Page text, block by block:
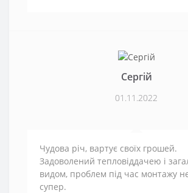
Сергій
01.11.2022
Чудова річ, вартує своїх грошей.
Задоволений тепловіддачею і
видом, проблем під час монтажу
супер.